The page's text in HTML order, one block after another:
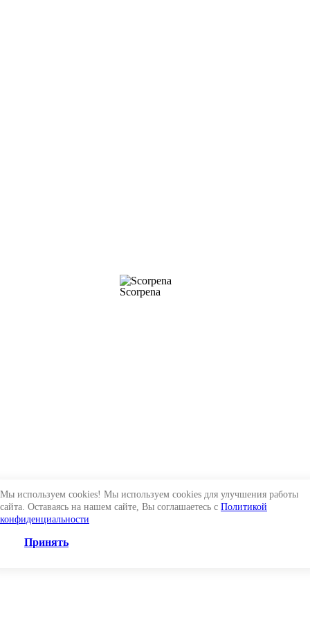
Мы используем cookies! Мы используем cookies для улучшения работы
сайта. Оставаясь на нашем сайте, Вы соглашаетесь с Политикой
конфиденциальности
Принять